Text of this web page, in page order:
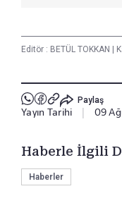
Editör : BETÜL TOKKAN
Paylaş
Yayın Tarihi 09
Haberle İlgili
Haberler